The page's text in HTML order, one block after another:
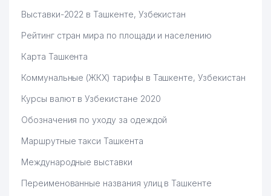
Выставки-2022 в Ташкенте, Узбекистан
Рейтинг стран мира по площади и населению
Карта Ташкента
Коммунальные (ЖКХ) тарифы в Ташкенте, Узбекистан
Курсы валют в Узбекистане 2020
Обозначения по уходу за одеждой
Маршрутные такси Ташкента
Международные выставки
Переименованные названия улиц в Ташкенте